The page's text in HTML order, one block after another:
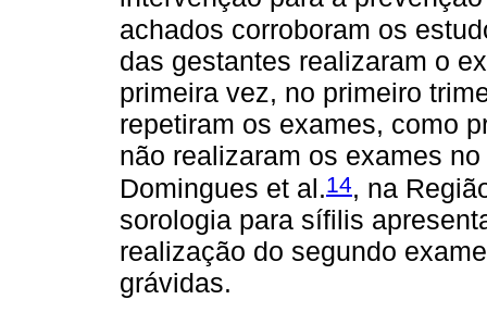
achados corroboram os
das gestantes realizaram o
primeira vez, no primeiro
repetiram os exames, como
não realizaram os exames
Domingues et al.14, na
sorologia para sífilis
realização do segundo
grávidas.